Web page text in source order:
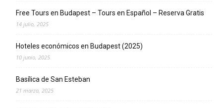
Free Tours en Budapest – Tours en Español – Reserva Gratis
14 julio, 2025
Hoteles económicos en Budapest (2025)
10 junio, 2025
Basílica de San Esteban
21 marzo, 2025